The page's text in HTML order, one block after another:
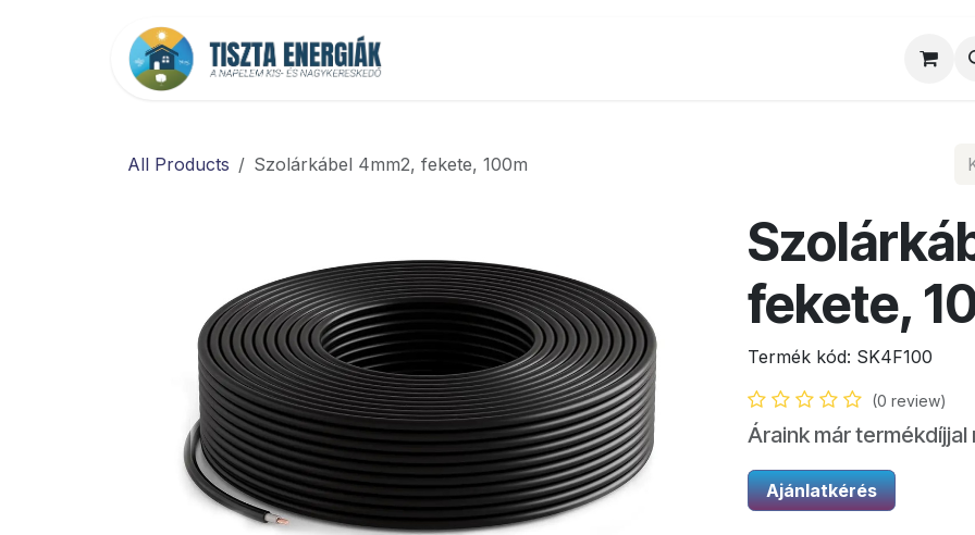
All Products Szolárkábel 4mm2, fekete, 100m
fekete,
Termék kód: SK4F100
(0 review)
Áraink már
Ajánlatkérés